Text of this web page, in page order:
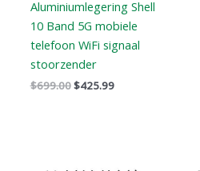
Aluminiumlegering Shell
10 Band 5G mobiele
telefoon WiFi signaal
stoorzender
$699.00$425.99